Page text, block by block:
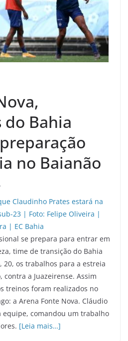
Bahia
no Baianão
se prepara para entrar em
time de transição do Bahia
20, os trabalhos para a estreia
contra a Juazeirense. Assim
treinos foram realizados no
a Arena Fonte Nova. Cláudio
equipe, comandou um trabalho
[Leia mais…]